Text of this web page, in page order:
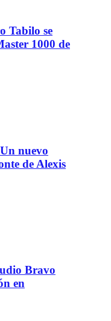
Tabilo se
1000 de
nuevo
de Alexis
Bravo
en